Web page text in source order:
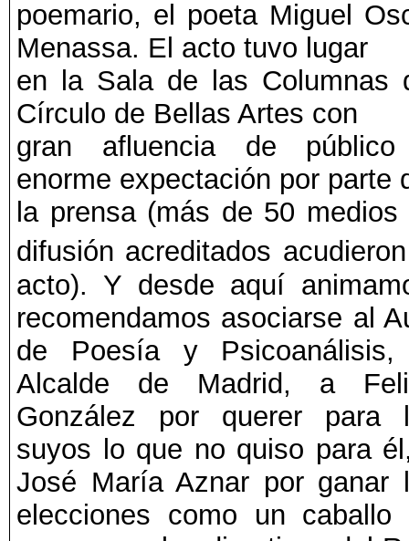
poemario, el poeta Miguel
Menassa. El acto tuvo lugar
en la Sala de las Columnas
Círculo de Bellas Artes con
gran afluencia de
enorme expectación por parte
la prensa (más de 50 medios
difusión acreditados acudieron
acto). Y desde aquí
recomendamos asociarse al
de Poesía y
Alcalde de Madrid, a
González por querer para
suyos lo que no quiso para
José María Aznar por ganar
elecciones como un caballo